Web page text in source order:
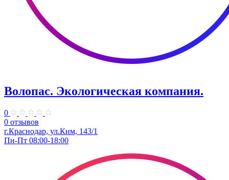
Волопас. Экологическая компания.
0
0 отзывов
г.Краснодар, ул.Ким, 143/1
Пн-Пт 08:00-18:00